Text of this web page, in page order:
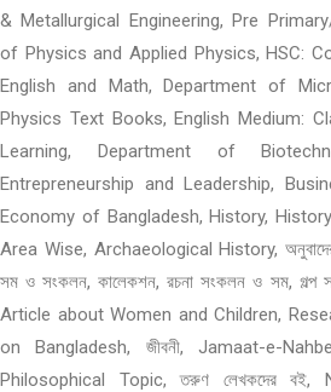
& Metallurgical Engineering, Pre
of Physics and Applied Physics, HSC:
English and Math, Department of
Physics Text Books, English Medium:
Learning, Department of
Entrepreneurship and Leadership,
Economy of Bangladesh, History,
Area Wise, Archaeological History, অনুবাদের
সম ও সংকলন, কালেকশন, রচনা সংকলন ও সম, গল্প
Article about Women and Children,
on Bangladesh, জীবনী, Jamaat-e-
Philosophical Topic, তরুণ লেখকদের